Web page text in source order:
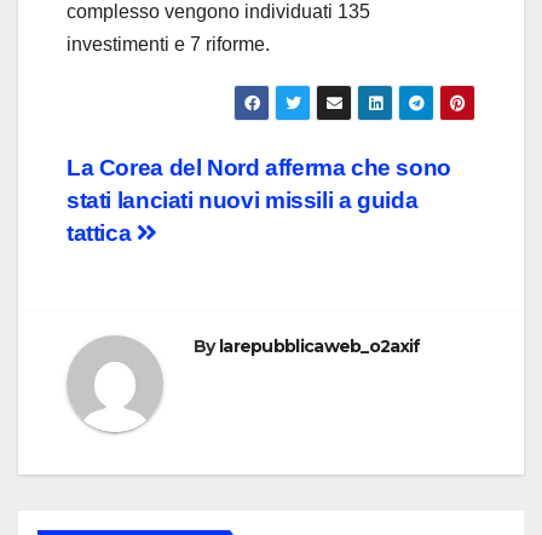
complesso vengono individuati 135
investimenti e 7 riforme.
Post
navigation
La Corea del Nord afferma che sono
stati lanciati nuovi missili a guida
tattica
Bylarepubblicaweb_o2axif